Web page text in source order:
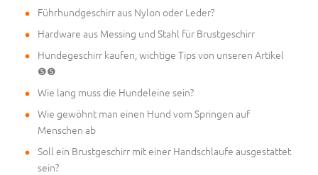
Führhundgeschirr aus Nylon oder Leder?
Hardware aus Messing und Stahl für Brustgeschirr
Hundegeschirr kaufen, wichtige Tips von unseren Artikel
❺❺
Wie lang muss die Hundeleine sein?
Wie gewöhnt man einen Hund vom Springen auf
Menschen ab
Soll ein Brustgeschirr mit einer Handschlaufe ausgestattet
sein?